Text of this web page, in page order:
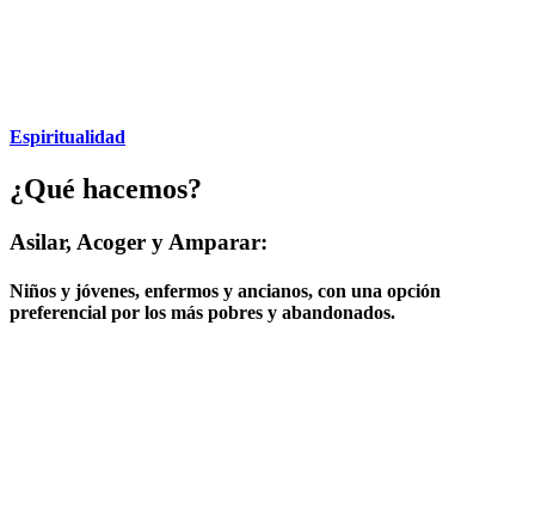
Espiritualidad
¿Qué hacemos?
Asilar, Acoger y Amparar:
Niños y jóvenes, enfermos y ancianos, con una opción
preferencial por los más pobres y abandonados.